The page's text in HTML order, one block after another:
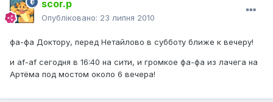
scor.p
Опубліковано: 23 липня 2010
фа-фа Доктору, перед Нетайлово в субботу ближе к вечеру!
и af-af сегодня в 16:40 на сити, и громкое фа-фа из лачега на
Артёма под мостом около 6 вечера!